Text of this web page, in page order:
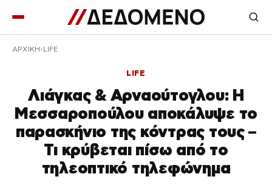
ΑΡΧΙΚΉ LIFE
LIFE
Λιάγκας & Αρναούτογλου: Η
Μεσσαροπούλου αποκάλυψε το
παρασκήνιο της κόντρας τους –
Τι κρύβεται πίσω από το
τηλεοπτικό τηλεφώνημα